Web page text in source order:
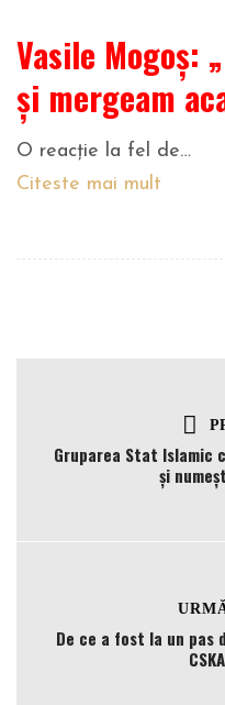
Vasile Mogoș:
și mergeam
O reacție la fel de…
Citeste mai mult
Gruparea Stat Islamic
şi
De ce a fost la un pas